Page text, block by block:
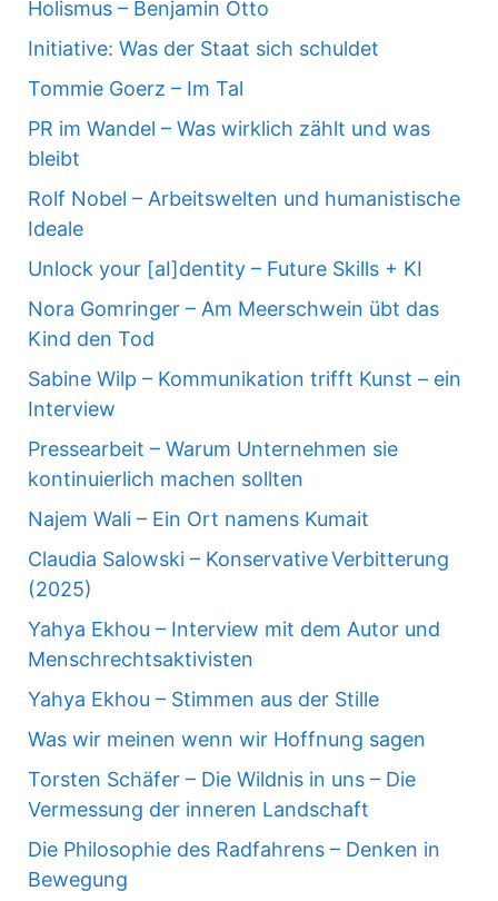
Holismus – Benjamin Otto
Initiative: Was der Staat sich schuldet
Tommie Goerz – Im Tal
PR im Wandel – Was wirklich zählt und was
bleibt
Rolf Nobel – Arbeitswelten und humanistische
Ideale
Unlock your [aI]dentity – Future Skills + KI
Nora Gomringer – Am Meerschwein übt das
Kind den Tod
Sabine Wilp – Kommunikation trifft Kunst – ein
Interview
Pressearbeit – Warum Unternehmen sie
kontinuierlich machen sollten
Najem Wali – Ein Ort namens Kumait
Claudia Salowski – Konservative Verbitterung
(2025)
Yahya Ekhou – Interview mit dem Autor und
Menschrechtsaktivisten
Yahya Ekhou – Stimmen aus der Stille
Was wir meinen wenn wir Hoffnung sagen
Torsten Schäfer – Die Wildnis in uns – Die
Vermessung der inneren Landschaft
Die Philosophie des Radfahrens – Denken in
Bewegung